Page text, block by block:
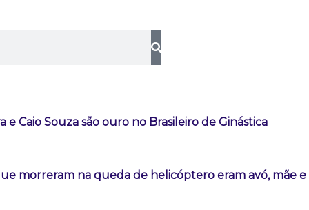
e Caio Souza são ouro no Brasileiro de Ginástica
morreram na queda de helicóptero eram avó, mãe